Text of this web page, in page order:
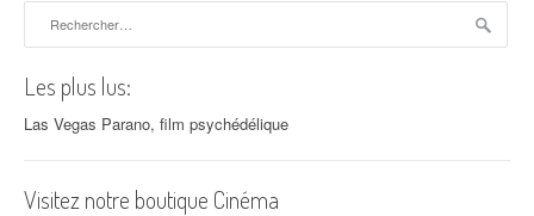
Les plus lus:
Las Vegas Parano, film psychédélique
Visitez notre boutique Cinéma